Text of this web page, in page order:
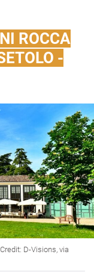
ROCCA
-
D-Visions, via